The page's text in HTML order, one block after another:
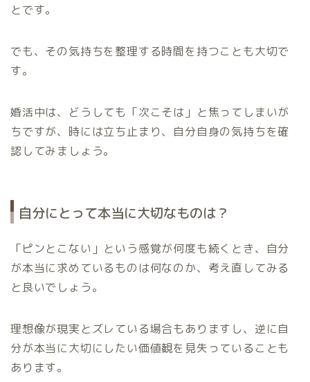
とです。
でも、その気持ちを整理する時間を持つことも大切で
す。
婚活中は、どうしても「次こそは」と焦ってしまいが
ちですが、時には立ち止まり、自分自身の気持ちを確
認してみましょう。
自分にとって本当に大切なものは？
「ピンとこない」という感覚が何度も続くとき、自分
が本当に求めているものは何なのか、考え直してみる
と良いでしょう。
理想像が現実とズレている場合もありますし、逆に自
分が本当に大切にしたい価値観を見失っていることも
あります。